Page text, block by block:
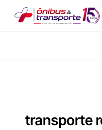
transporte